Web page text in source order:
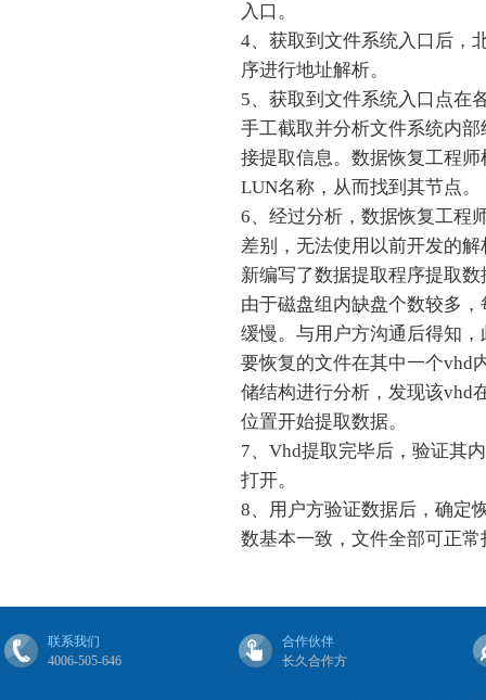
入口。
4、获取到文件系统入口后，
序进行地址解析。
5、获取到文件系统入口点在
手工截取并分析文件系统内
接提取信息。数据恢复工程
LUN名称，从而找到其节点。
6、经过分析，数据恢复工程
差别，无法使用以前开发的
新编写了数据提取程序提取数
由于磁盘组内缺盘个数较多
缓慢。与用户方沟通后得知
要恢复的文件在其中一个vhd
储结构进行分析，发现该vhd
位置开始提取数据。
7、Vhd提取完毕后，验证其
打开。
8、用户方验证数据后，确定
数基本一致，文件全部可正
联系我们
4006-505-646
合作伙伴
长久合作方